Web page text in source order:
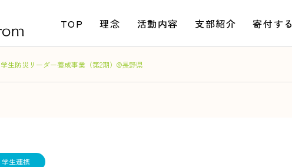
TOP 理念 活動内容 支部紹介 寄付する
学生防災リーダー養成事業（第2期）@長野県
学生連携